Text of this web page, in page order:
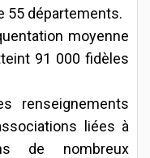
55 départements.
moyenne
91 000 fidèles
renseignements
liées à
de nombreux